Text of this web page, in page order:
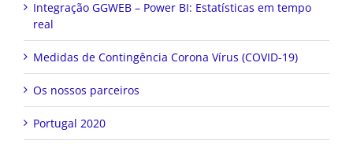
Integração GGWEB – Power BI: Estatísticas em tempo
real
Medidas de Contingência Corona Vírus (COVID-19)
Os nossos parceiros
Portugal 2020